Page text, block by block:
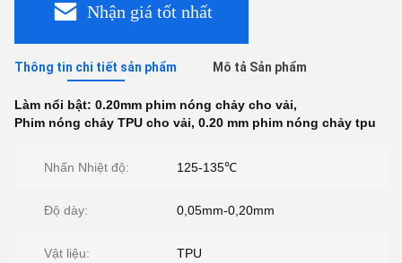
Nhận giá tốt nhất
Thông tin chi tiết sản phẩm Mô tả Sản phẩm
Làm nổi bật: 0.20mm phim nóng chảy cho vải,
Phim nóng chảy TPU cho vải, 0.20 mm phim nóng chảy tpu
Nhấn Nhiệt độ: 125-135℃
Độ dày: 0,05mm-0,20mm
Vật liệu: TPU